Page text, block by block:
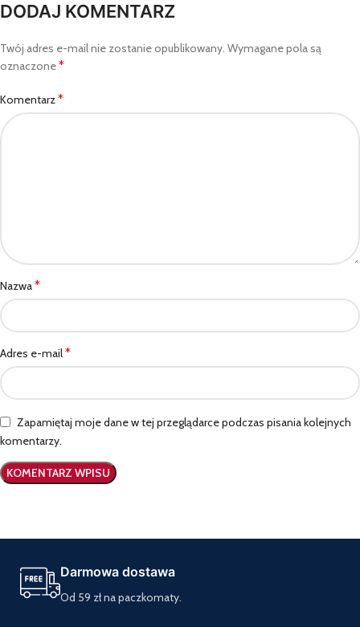
DODAJ KOMENTARZ
Twój adres e-mail nie zostanie opublikowany. Wymagane pola są
oznaczone*
Komentarz*
Nazwa*
Adres e-mail*
Zapamiętaj moje dane w tej przeglądarce podczas pisania kolejnych
komentarzy.
Darmowa dostawa
Od 59 zł na paczkomaty.